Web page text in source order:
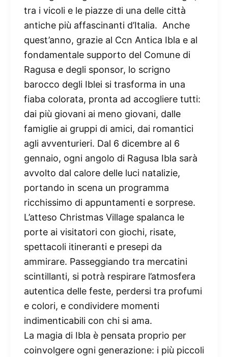
tra i vicoli e le piazze di una delle città
antiche più affascinanti d’Italia. Anche
quest’anno, grazie al Ccn Antica Ibla e al
fondamentale supporto del Comune di
Ragusa e degli sponsor, lo scrigno
barocco degli Iblei si trasforma in una
fiaba colorata, pronta ad accogliere tutti:
dai più giovani ai meno giovani, dalle
famiglie ai gruppi di amici, dai romantici
agli avventurieri. Dal 6 dicembre al 6
gennaio, ogni angolo di Ragusa Ibla sarà
avvolto dal calore delle luci natalizie,
portando in scena un programma
ricchissimo di appuntamenti e sorprese.
L’atteso Christmas Village spalanca le
porte ai visitatori con giochi, risate,
spettacoli itineranti e presepi da
ammirare. Passeggiando tra mercatini
scintillanti, si potrà respirare l’atmosfera
autentica delle feste, perdersi tra profumi
e colori, e condividere momenti
indimenticabili con chi si ama.
La magia di Ibla è pensata proprio per
coinvolgere ogni generazione: i più piccoli